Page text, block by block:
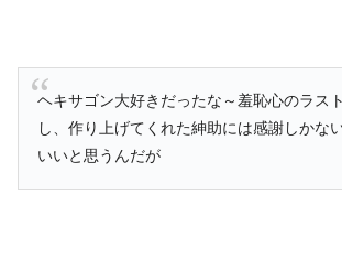
ヘキサゴン大好きだったな～羞恥心のラス
し、作り上げてくれた紳助には感謝しかな
いいと思うんだが